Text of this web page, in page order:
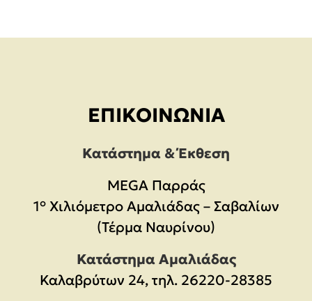
ΕΠΙΚΟΙΝΩΝΊΑ
Κατάστημα & Έκθεση
MEGA Παρράς
1° Χιλιόμετρο Αμαλιάδας – Σαβαλίων
(Τέρμα Ναυρίνου)
Κατάστημα Αμαλιάδας
Καλαβρύτων 24, τηλ. 26220-28385